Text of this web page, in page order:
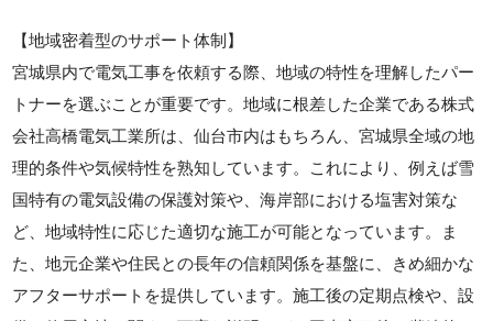
【地域密着型のサポート体制】
宮城県内で電気工事を依頼する際、地域の特性を理解したパー
トナーを選ぶことが重要です。地域に根差した企業である株式
会社高橋電気工業所は、仙台市内はもちろん、宮城県全域の地
理的条件や気候特性を熟知しています。これにより、例えば雪
国特有の電気設備の保護対策や、海岸部における塩害対策な
ど、地域特性に応じた適切な施工が可能となっています。ま
た、地元企業や住民との長年の信頼関係を基盤に、きめ細かな
アフターサポートを提供しています。施工後の定期点検や、設